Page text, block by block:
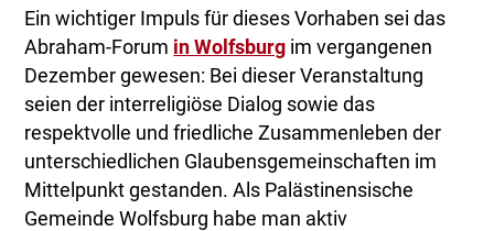
Ein wichtiger Impuls für dieses Vorhaben sei das
Abraham-Forum in Wolfsburg im vergangenen
Dezember gewesen: Bei dieser Veranstaltung
seien der interreligiöse Dialog sowie das
respektvolle und friedliche Zusammenleben der
unterschiedlichen Glaubensgemeinschaften im
Mittelpunkt gestanden. Als Palästinensische
Gemeinde Wolfsburg habe man aktiv